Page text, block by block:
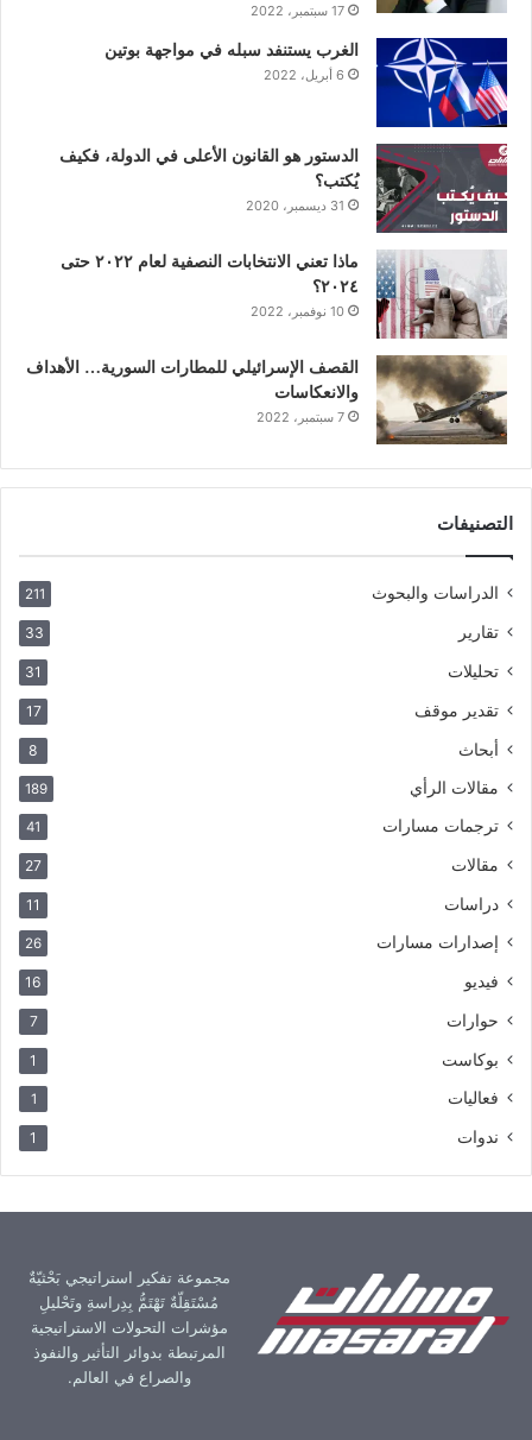
17 سبتمبر، 2022
الغرب يستنفد سبله في مواجهة بوتين
6 أبريل، 2022
الدستور هو القانون الأعلى في الدولة، فكيف
يُكتب؟
31 ديسمبر، 2020
ماذا تعني الانتخابات النصفية لعام ٢٠٢٢ حتى
٢٠٢٤؟
10 نوفمبر، 2022
القصف الإسرائيلي للمطارات السورية… الأهداف
والانعكاسات
7 سبتمبر، 2022
التصنيفات
الدراسات والبحوث 211
تقارير 33
تحليلات 31
تقدير موقف 17
أبحاث 8
مقالات الرأي 189
ترجمات مسارات 41
مقالات 27
دراسات 11
إصدارات مسارات 26
فيديو 16
حوارات 7
بوكاست 1
فعاليات 1
ندوات 1
مجموعة تفكير استراتيجي بَحْثيّةٌ
مُسْتَقِلّةٌ تَهْتَمُّ بِدِراسةِ وتَحْليلِ
مؤشرات التحولات الاستراتيجية
المرتبطة بدوائر التأثير والنفوذ
والصراع في العالم.